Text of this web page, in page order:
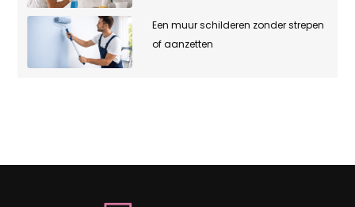
Een muur schilderen zonder strepen
of aanzetten